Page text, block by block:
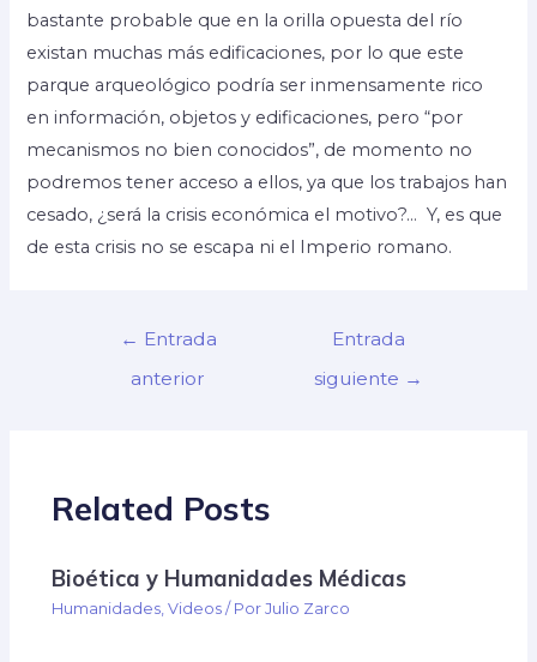
bastante probable que en la orilla opuesta del río
existan muchas más edificaciones, por lo que este
parque arqueológico podría ser inmensamente rico
en información, objetos y edificaciones, pero “por
mecanismos no bien conocidos”, de momento no
podremos tener acceso a ellos, ya que los trabajos han
cesado, ¿será la crisis económica el motivo?… Y, es que
de esta crisis no se escapa ni el Imperio romano.
← Entrada
anterior
Entrada
siguiente →
Related Posts
Bioética y Humanidades Médicas
Humanidades, Videos/ Por Julio Zarco